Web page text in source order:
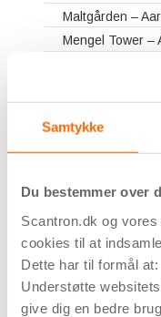
Samtykke
Du bestemmer over
Scantron.dk og
cookies til at
Dette har til formål at:
Understøtte
give dig en bedre
Maltgården –
Mengel Tower –
Nørrelund –
OPUS – Karré 1
Porthuset –
Randalsparken –
Resedavej –
Rosenbæk